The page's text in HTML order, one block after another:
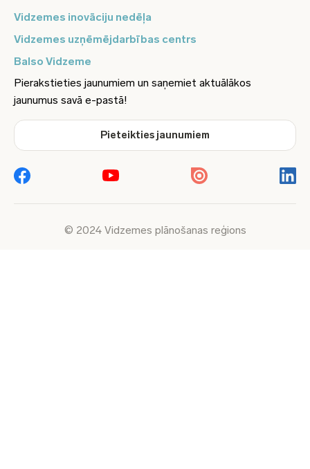
Vidzemes inovāciju nedēļa
Vidzemes uzņēmējdarbības centrs
Balso Vidzeme
Pierakstieties jaunumiem un saņemiet aktuālākos
jaunumus savā e-pastā!
Pieteikties jaunumiem
© 2024 Vidzemes plānošanas reģions